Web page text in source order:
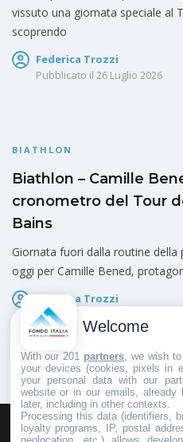
vissuto una giornata speciale al
scoprendo
Federica Trozzi
Pubblicato il 26 Luglio 2026
BIATHLON
Biathlon – Camille
cronometro del Tour
Bains
Giornata fuori dalla routine della
oggi per Camille Bened,
Federica Trozzi
Pubblicato il
Welcome
With our 201 partners , we wish
your devices (cookies, pixels in
your personal data with our
website or in our emails,
later, including in other contexts.
Processing this data (identifiers,
loyalty programs, IP, postal
geolocation, etc.) allows